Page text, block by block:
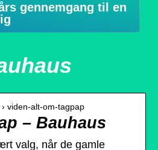
gennemgang til en
viden-alt-om-tagpap
– Bauhaus
valg, når de gamle